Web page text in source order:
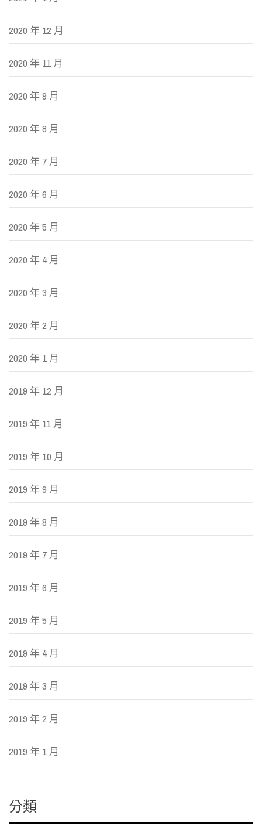
2020 年 12 月
2020 年 11 月
2020 年 9 月
2020 年 8 月
2020 年 7 月
2020 年 6 月
2020 年 5 月
2020 年 4 月
2020 年 3 月
2020 年 2 月
2020 年 1 月
2019 年 12 月
2019 年 11 月
2019 年 10 月
2019 年 9 月
2019 年 8 月
2019 年 7 月
2019 年 6 月
2019 年 5 月
2019 年 4 月
2019 年 3 月
2019 年 2 月
2019 年 1 月
分類